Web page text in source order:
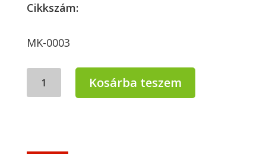
Cikkszám:
MK-0003
Vinil
kesztyű
Kosárba teszem